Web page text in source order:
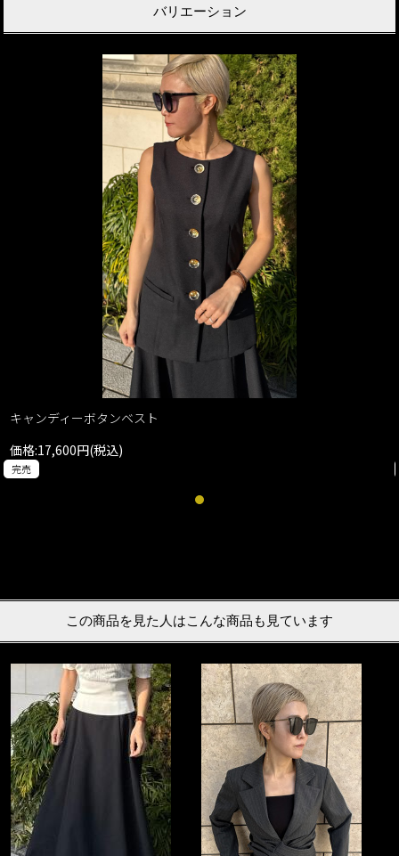
バリエーション
キャンディーボタンベスト
価格:17,600円(税込)
完売
この商品を見た人はこんな商品も見ています